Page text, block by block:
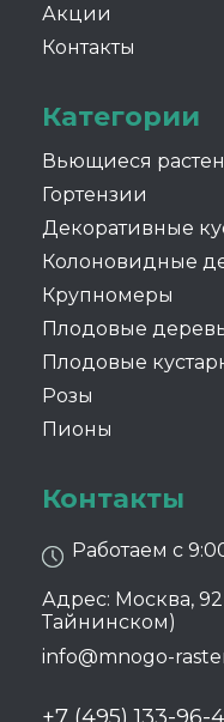
Акции
Контакты
Категории
Вьющиеся
Гортензии
Декоративные
Колоновидные
Крупномеры
Плодовые
Плодовые
Розы
Пионы
Контакты
Работаем с
Адрес: Москва,
Тайнинском)
info@mnogo-